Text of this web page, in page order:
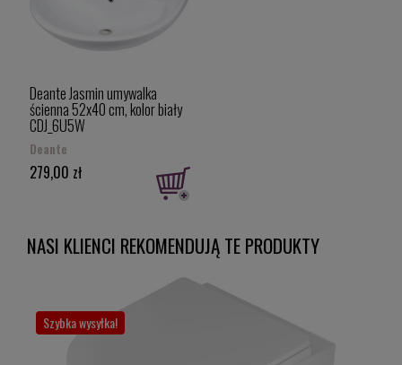
Deante Jasmin umywalka
ścienna 52x40 cm, kolor biały
CDJ_6U5W
Deante
279,00 zł
NASI KLIENCI REKOMENDUJĄ TE PRODUKTY
Szybka wysyłka!